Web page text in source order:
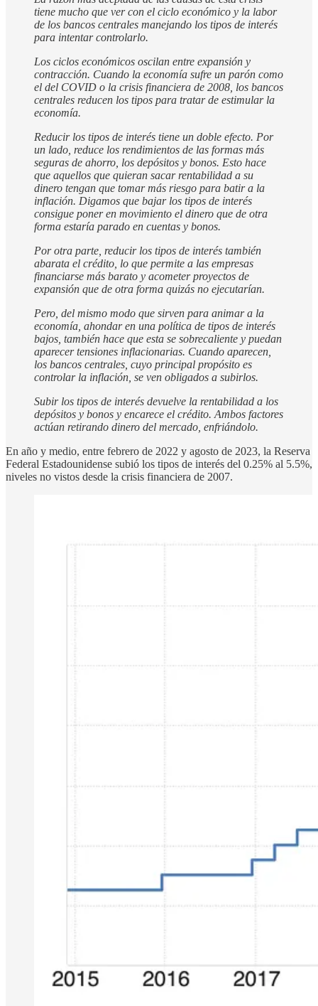
tiene mucho que ver con el ciclo económico y la labor
de los bancos centrales manejando los tipos de interés
para intentar controlarlo.
Los ciclos económicos oscilan entre expansión y
contracción. Cuando la economía sufre un parón como
el del COVID o la crisis financiera de 2008, los bancos
centrales reducen los tipos para tratar de estimular la
economía.
Reducir los tipos de interés tiene un doble efecto. Por
un lado, reduce los rendimientos de las formas más
seguras de ahorro, los depósitos y bonos. Esto hace
que aquellos que quieran sacar rentabilidad a su
dinero tengan que tomar más riesgo para batir a la
inflación. Digamos que bajar los tipos de interés
consigue poner en movimiento el dinero que de otra
forma estaría parado en cuentas y bonos.
Por otra parte, reducir los tipos de interés también
abarata el crédito, lo que permite a las empresas
financiarse más barato y acometer proyectos de
expansión que de otra forma quizás no ejecutarían.
Pero, del mismo modo que sirven para animar a la
economía, ahondar en una política de tipos de interés
bajos, también hace que esta se sobrecaliente y puedan
aparecer tensiones inflacionarias. Cuando aparecen,
los bancos centrales, cuyo principal propósito es
controlar la inflación, se ven obligados a subirlos.
Subir los tipos de interés devuelve la rentabilidad a los
depósitos y bonos y encarece el crédito. Ambos factores
actúan retirando dinero del mercado, enfriándolo.
En año y medio, entre febrero de 2022 y agosto de 2023, la Reserva
Federal Estadounidense subió los tipos de interés del 0.25% al 5.5%,
niveles no vistos desde la crisis financiera de 2007.